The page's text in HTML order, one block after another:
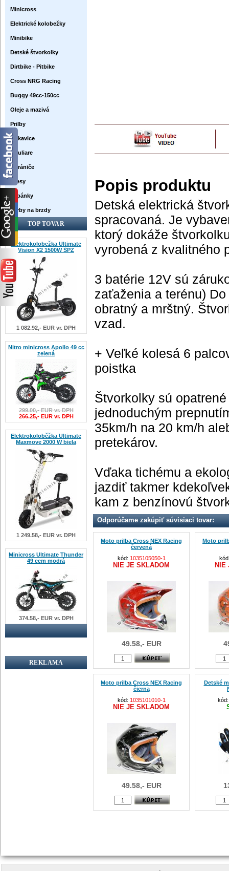
Minicross
Elektrické kolobežky
Minibike
Detské štvorkolky
Dirtbike - Pitbike
Cross NRG Racing
Buggy 49cc-150cc
Oleje a mazivá
Prilby
Rukavice
Okuliare
Chrániče
Dresy
Topánky
Farby na brzdy
TOP TOVAR
Elektrokolobežka Ultimate
Vision X2 1500W ŠPZ
1 082.92,- EUR vr. DPH
Nitro minicross Apollo 49 cc
zelená
299.00,- EUR vr. DPH
266.25,- EUR vr. DPH
Elektrokoloběžka Ultimate
Maxmove 2000 W biela
1 249.58,- EUR vr. DPH
Minicross Ultimate Thunder
49 ccm modrá
374.58,- EUR vr. DPH
REKLAMA
Popis produktu
Detská elektrická
spracovaná. Je
ktorý dokáže
vyrobená z kvalitného
3 batérie 12V sú
zaťaženia a terénu) Do
obratný a mrštný.
vzad.
+ Veľké kolesá 6
poistka
Štvorkolky sú opatrené
jednoduchým
35km/h na 20 km/h
pretekárov.
Vďaka tichému a
jazdiť takmer
kam z benzínovú
Odporúčame zakúpiť súvisiaci tovar:
Moto prilba Cross NEX Racing
červená
kód: 1035105050-1
NIE JE SKLADOM
49.58,- EUR
Moto
NIE
Moto prilba Cross NEX Racing
čierna
kód: 1035101010-1
NIE JE SKLADOM
49.58,- EUR
Detské